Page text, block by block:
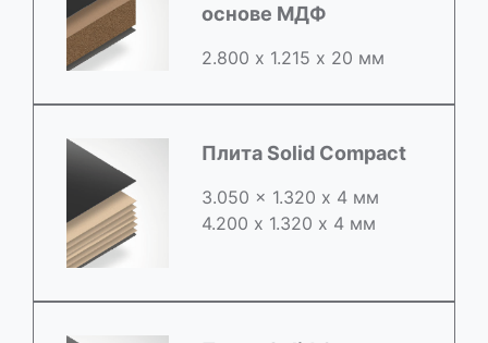
основе МДФ
2.800 х 1.215 х 20 мм
Плита Solid Compact
3.050 x 1.320 х 4 мм
4.200 x 1.320 х 4 мм